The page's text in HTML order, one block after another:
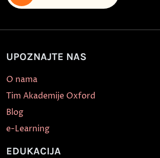
UPOZNAJTE NAS
O nama
Tim Akademije Oxford
Blog
e-Learning
EDUKACIJA